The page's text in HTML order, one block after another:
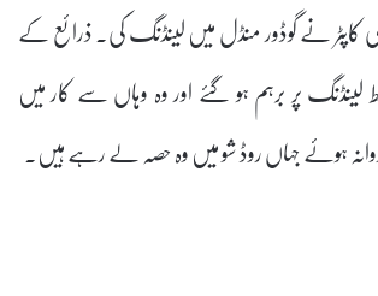
کاپٹر نے گوڈور منڈل میں لینڈنگ کی۔ ذرائع کے
لینڈنگ پر برہم ہو گئے اور وہ وہاں سے کار میں
ہوئے جہاں روڈ شو میں وہ حصہ لے رہے ہیں۔